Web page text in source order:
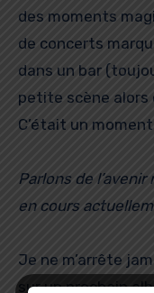
des moments
de concerts
dans un bar
petite scène alors
C’était un
Parlons de
en cours
Je ne m’arrête
sur un prochain